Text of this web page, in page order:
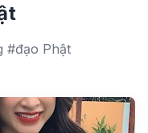
#đạo Phật